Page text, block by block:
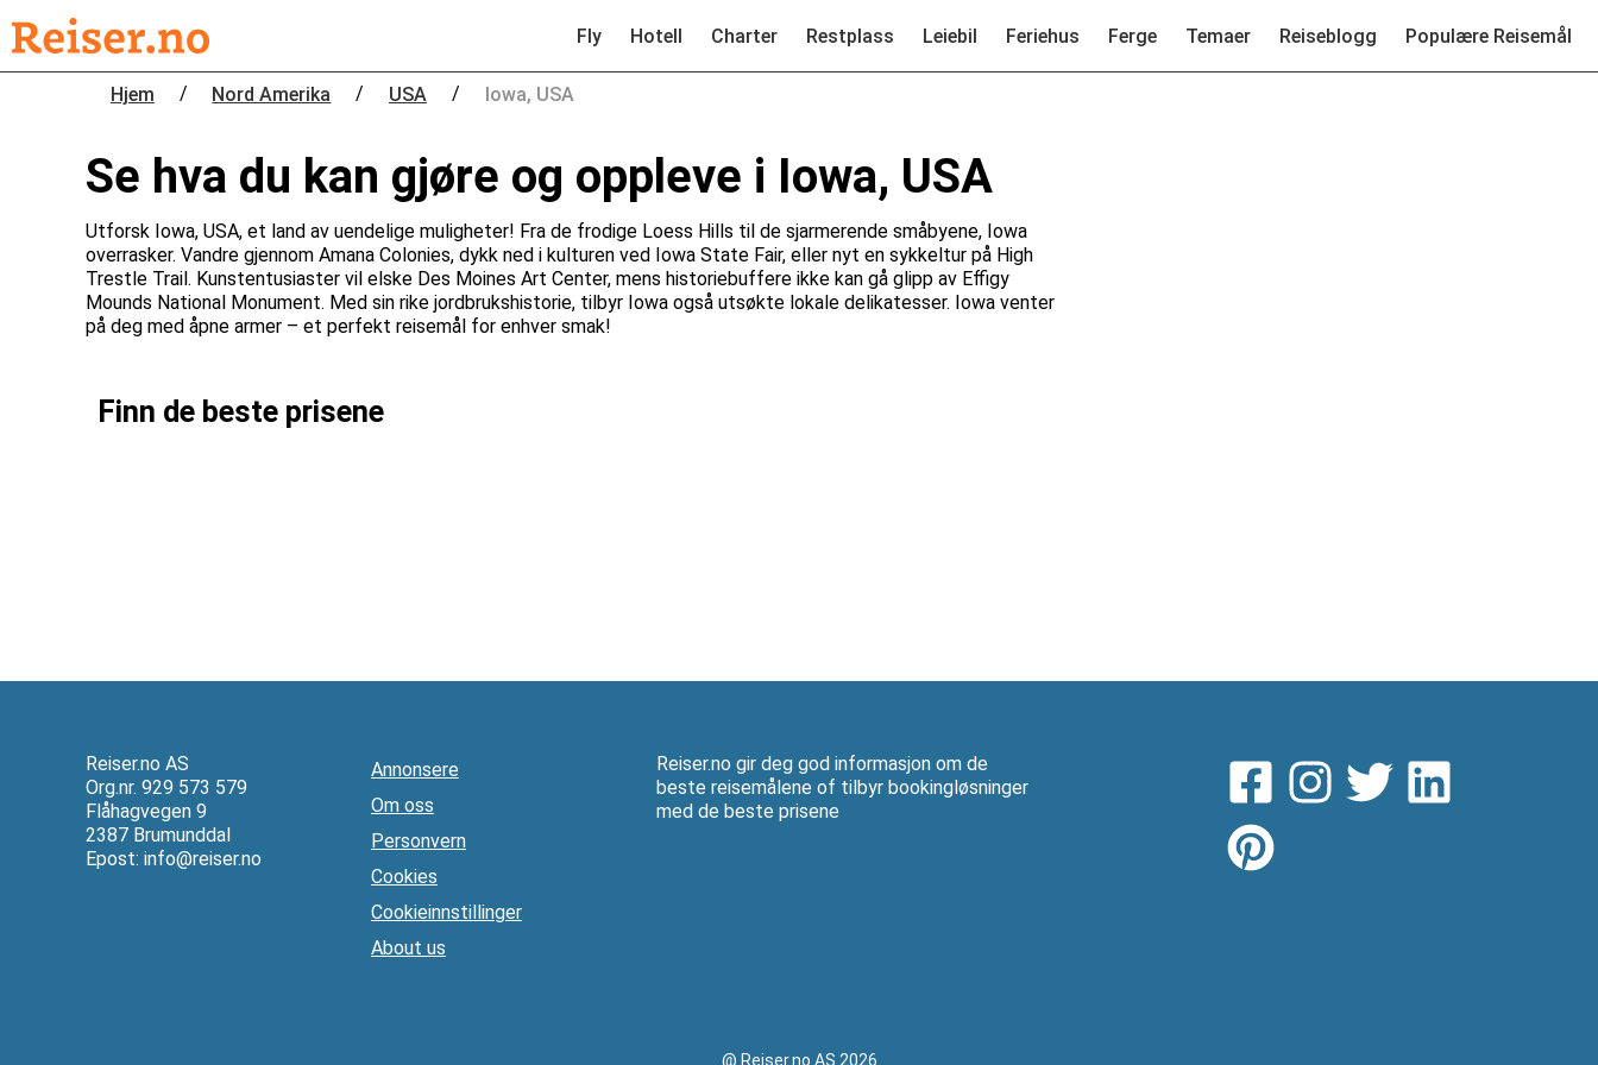
Fly Hotell Charter Restplass Leiebil Feriehus Ferge Temaer Reiseblogg Populære Reisemål
Hjem / Nord Amerika / USA / Iowa, USA
Se hva du kan gjøre og oppleve i Iowa, USA
Utforsk Iowa, USA, et land av uendelige muligheter! Fra de frodige Loess Hills til de sjarmerende småbyene, Iowa
overrasker. Vandre gjennom Amana Colonies, dykk ned i kulturen ved Iowa State Fair, eller nyt en sykkeltur på High
Trestle Trail. Kunstentusiaster vil elske Des Moines Art Center, mens historiebuffere ikke kan gå glipp av Effigy
Mounds National Monument. Med sin rike jordbrukshistorie, tilbyr Iowa også utsøkte lokale delikatesser. Iowa venter
på deg med åpne armer – et perfekt reisemål for enhver smak!
Finn de beste prisene
Reiser.no AS
Org.nr. 929 573 579
Flåhagvegen 9
2387 Brumunddal
Epost: info@reiser.no
Annonsere
Om oss
Personvern
Cookies
Cookieinnstillinger
About us
Reiser.no gir deg god informasjon om de
beste reisemålene of tilbyr bookingløsninger
med de beste prisene
@ Reiser.no AS 2026